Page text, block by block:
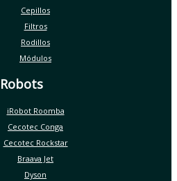
Cepillos
Filtros
Rodillos
Módulos
Robots
iRobot Roomba
Cecotec Conga
Cecotec Rockstar
Braava Jet
Dyson